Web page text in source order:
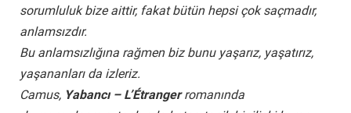
sorumluluk bize aittir, fakat bütün hepsi çok saçmadır,
anlamsızdır.
Bu anlamsızlığına rağmen biz bunu yaşarız, yaşatırız,
yaşananları da izleriz.
Camus, Yabancı – L’Étrangerromanında